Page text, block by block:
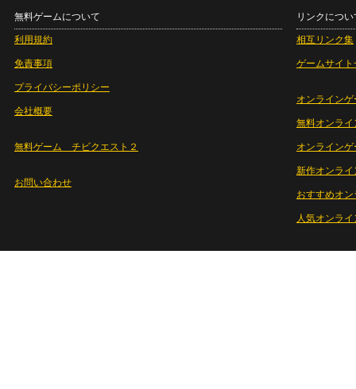
無料ゲームについて
利用規約
免責事項
プライバシーポリシー
会社概要
無料ゲーム チビクエスト２
お問い合わせ
リンクについ
相互リンク集
ゲームサイト
オンラインゲ
無料オンライ
オンライン
新作オンライ
おすすめオ
人気オンラ